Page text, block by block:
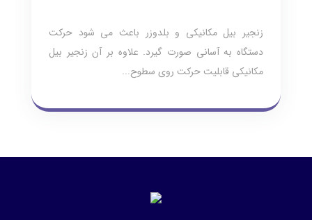
زنجیر بیل مکانیکی و بلدوزر باعث می شود حرکت
دستگاه به آسانی صورت گیرد. علاوه بر آن زنجیر بیل
مکانیکی قابلیت حرکت روی سطوح...